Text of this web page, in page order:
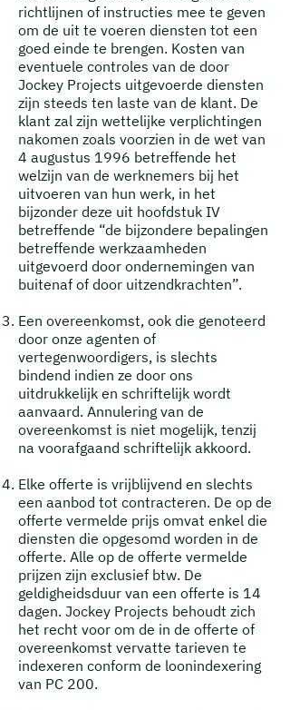
richtlijnen of instructies mee te geven
om de uit te voeren diensten tot een
goed einde te brengen. Kosten van
eventuele controles van de door
Jockey Projects uitgevoerde diensten
zijn steeds ten laste van de klant. De
klant zal zijn wettelijke verplichtingen
nakomen zoals voorzien in de wet van
4 augustus 1996 betreffende het
welzijn van de werknemers bij het
uitvoeren van hun werk, in het
bijzonder deze uit hoofdstuk IV
betreffende “de bijzondere bepalingen
betreffende werkzaamheden
uitgevoerd door ondernemingen van
buitenaf of door uitzendkrachten”.
Een overeenkomst, ook die genoteerd
door onze agenten of
vertegenwoordigers, is slechts
bindend indien ze door ons
uitdrukkelijk en schriftelijk wordt
aanvaard. Annulering van de
overeenkomst is niet mogelijk, tenzij
na voorafgaand schriftelijk akkoord.
Elke offerte is vrijblijvend en slechts
een aanbod tot contracteren. De op de
offerte vermelde prijs omvat enkel die
diensten die opgesomd worden in de
offerte. Alle op de offerte vermelde
prijzen zijn exclusief btw. De
geldigheidsduur van een offerte is 14
dagen. Jockey Projects behoudt zich
het recht voor om de in de offerte of
overeenkomst vervatte tarieven te
indexeren conform de loonindexering
van PC 200.